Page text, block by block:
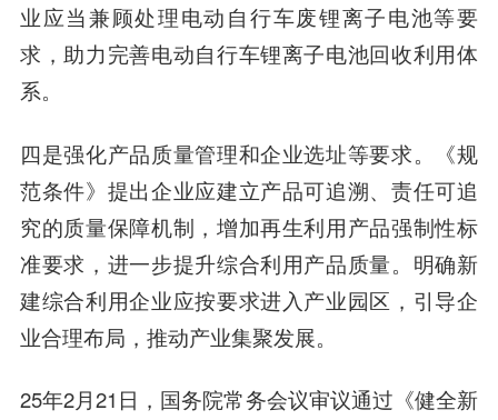
业应当兼顾处理电动自行车废锂离子电池等要
求，助力完善电动自行车锂离子电池回收利用体
系。
四是强化产品质量管理和企业选址等要求。
《规
范条件》提出企业应建立产品可追溯、责任可追
究的质量保障机制，增加再生利用产品强制性标
准要求，进一步提升综合利用产品质量。明确新
建综合利用企业应按要求进入产业园区，引导企
业合理布局，推动产业集聚发展。
25年2月21日，国务院常务会议审议通过《健全新